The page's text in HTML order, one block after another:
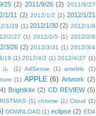
25 (2) 2011/9/26 (2) 2011/9/27
1/11 (2) 2012/1/2 (1) 2012/1/21
1/29 (1) 2012/1/30 (2) 2012/1/8
2/27 (1) 2012/2/5 (1) 2012/2/8
3/26 (2) 2012/3/31 (1) 2012/3/4
19 (1) 2012/4/2 (1) 2012/4/27 (1)
ル (1) AdSense (1) ameblo
(1)
(1) APPLE (6) Artwork (2)
Brightkite (2) CD REVIEW (5)
(1) chrome (1) Cloud (1)
DOWNLOAD (1) eclipse (2) ED4